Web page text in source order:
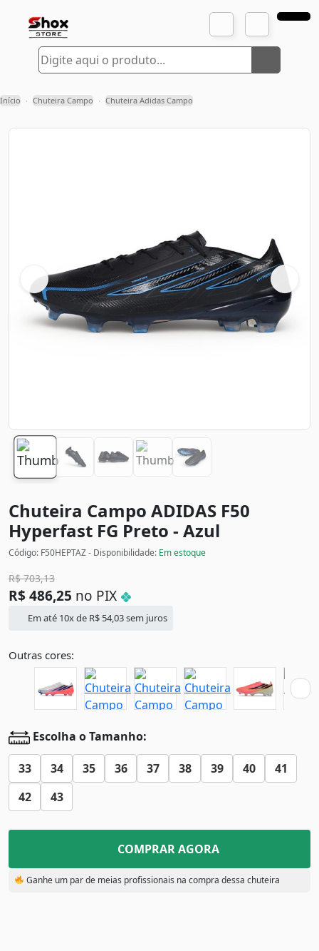
Início › Chuteira Campo › Chuteira Adidas Campo
Chuteira Campo ADIDAS F50
Hyperfast FG Preto - Azul
Código: F50HEPTAZ - Disponibilidade: Em estoque
R$703,13
R$ 486,25 no PIX
Em até 10x de R$ 54,03sem juros
Outras cores:
Escolha o Tamanho:
33 34 35 36 37 38 39 40
41
42
43
COMPRAR AGORA
Ganhe um par de meias profissionais na compra dessa chuteira